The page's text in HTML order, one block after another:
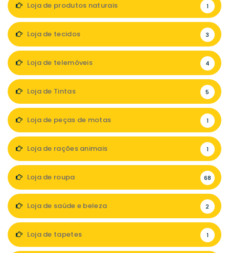
Loja de produtos naturais 1
Loja de tecidos 3
Loja de telemóveis 4
Loja de Tintas 5
Loja de peças de motas 1
Loja de rações animais 1
Loja de roupa 68
Loja de saúde e beleza 2
Loja de tapetes 1